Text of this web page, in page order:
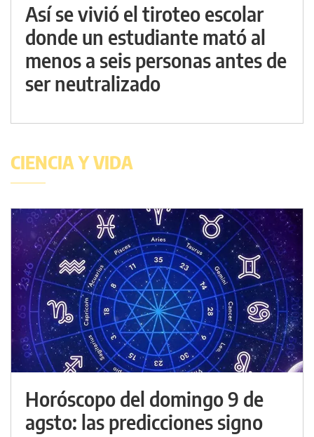
Así se vivió el tiroteo escolar
donde un estudiante mató al
menos a seis personas antes de
ser neutralizado
CIENCIA Y VIDA
Horóscopo del domingo 9 de
agsto: las predicciones signo